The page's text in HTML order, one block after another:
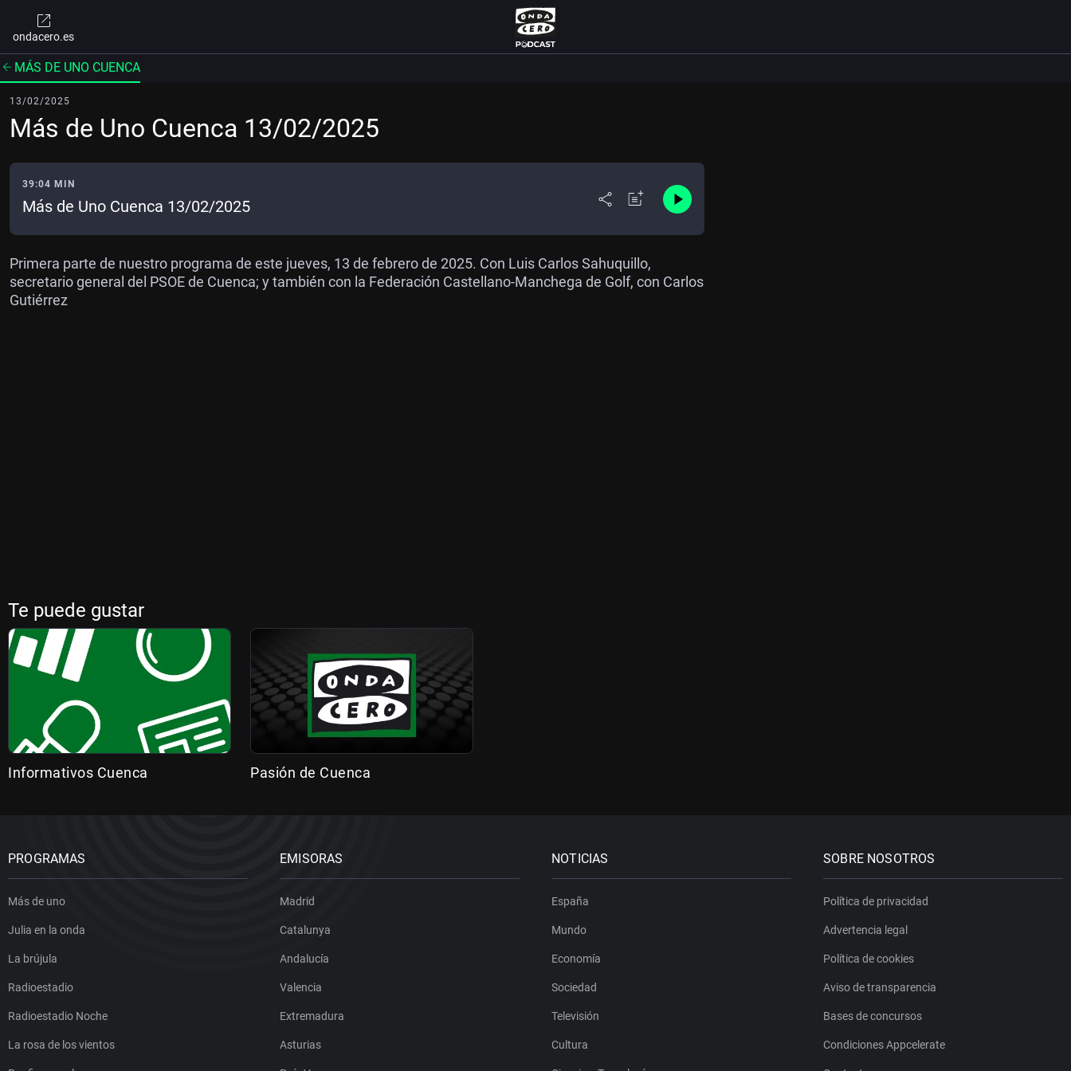
ondacero.es
MÁS DE UNO CUENCA
13/02/2025
Más de Uno Cuenca 13/02/2025
39:04 MIN
Más de Uno Cuenca 13/02/2025
Primera parte de nuestro programa de este jueves, 13 de febrero de 2025. Con Luis Carlos Sahuquillo,
secretario general del PSOE de Cuenca; y también con la Federación Castellano-Manchega de Golf, con Carlos
Gutiérrez
Te puede gustar
Informativos Cuenca Pasión de Cuenca
PROGRAMAS
Más de uno
Julia en la onda
La brújula
Radioestadio
Radioestadio Noche
La rosa de los vientos
EMISORAS
Madrid
Catalunya
Andalucía
Valencia
Extremadura
Asturias
NOTICIAS
España
Mundo
Economía
Sociedad
Televisión
Cultura
SOBRE NOSOTROS
Política de privacidad
Advertencia legal
Política de cookies
Aviso de transparencia
Bases de concursos
Condiciones Appcelerate